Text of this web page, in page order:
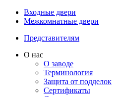
Входные двери
Межкомнатные двери
Представителям
О нас
О заводе
Терминология
Защита от подделок
Сертификаты